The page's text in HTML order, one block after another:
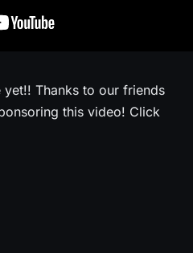
yet!! Thanks to our friends
this video! Click